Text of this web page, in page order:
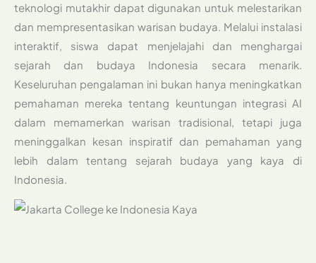
teknologi mutakhir dapat digunakan untuk melestarikan
dan mempresentasikan warisan budaya. Melalui instalasi
interaktif, siswa dapat menjelajahi dan menghargai
sejarah dan budaya Indonesia secara menarik.
Keseluruhan pengalaman ini bukan hanya meningkatkan
pemahaman mereka tentang keuntungan integrasi AI
dalam memamerkan warisan tradisional, tetapi juga
meninggalkan kesan inspiratif dan pemahaman yang
lebih dalam tentang sejarah budaya yang kaya di
Indonesia.